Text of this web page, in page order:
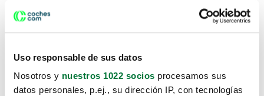
Uso responsable de sus datos
Nosotros y nuestros 1022 socios procesamos sus
datos personales, p.ej., su dirección IP, con tecnologías